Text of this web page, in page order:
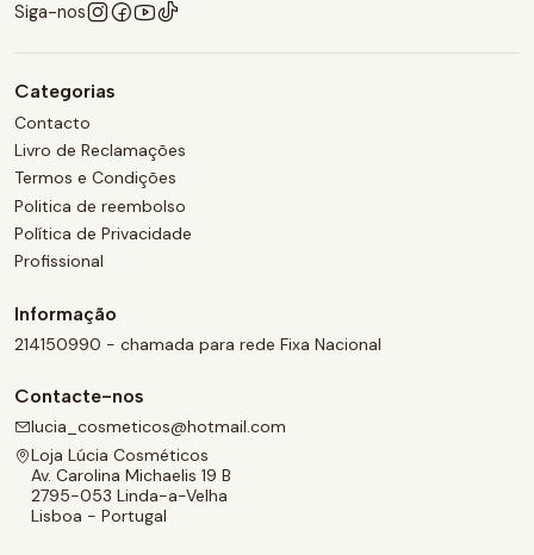
Siga-nos
Categorias
Contacto
Livro de Reclamações
Termos e Condições
Politica de reembolso
Política de Privacidade
Profissional
Informação
214150990 - chamada para rede Fixa Nacional
Contacte-nos
lucia_cosmeticos@hotmail.com
Loja Lúcia Cosméticos
Av. Carolina Michaelis 19 B
2795-053 Linda-a-Velha
Lisboa - Portugal